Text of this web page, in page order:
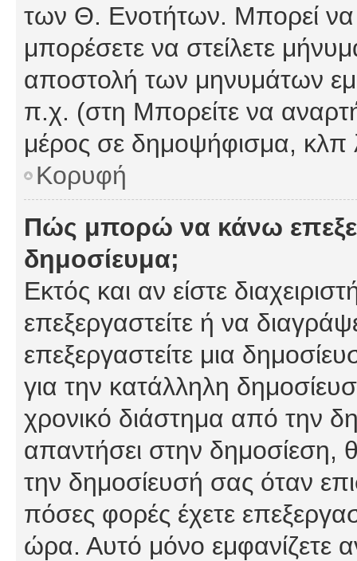
των Θ. Ενοτήτων. Μπορεί να
μπορέσετε να στείλετε
αποστολή των μηνυμάτων
π.χ. (στη Μπορείτε να
μέρος σε δημοψήφισμα, κλπ
Κορυφή
Πώς μπορώ να κάνω
δημοσίευμα;
Εκτός και αν είστε
επεξεργαστείτε ή να
επεξεργαστείτε μια
για την κατάλληλη
χρονικό διάστημα από την
απαντήσει στην δημοσίεση,
την δημοσίευσή σας όταν
πόσες φορές έχετε
ώρα. Αυτό μόνο εμφανίζετε